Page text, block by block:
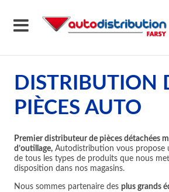
DISTRIBUTION
PIÈCES AUTO
Premier distributeur de pièces détachées
d’outillage, Autodistribution vous propose
de tous les types de produits que nous
disposition dans nos magasins.
Nous sommes partenaire des plus grands